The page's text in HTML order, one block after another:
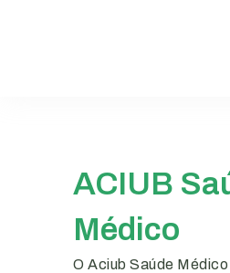
ACIUB
Médico
O Aciub Saúde